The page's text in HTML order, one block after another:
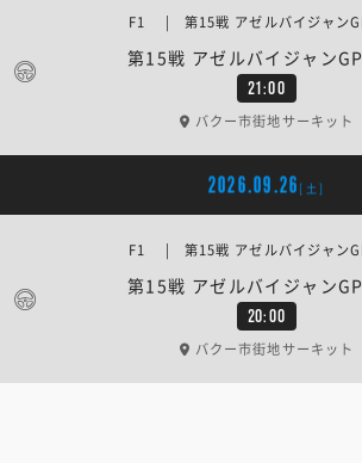
21:00
第15戦 アゼルバイジャン
F1 | 第15戦 アゼルバイジャン
バクー市街地サーキット
2026.09.26 [土]
20:00
第15戦 アゼルバイジャン
F1 | 第15戦 アゼルバイジャン
バクー市街地サーキット